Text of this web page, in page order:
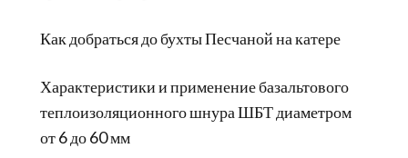
Как добраться до бухты Песчаной на катере
Характеристики и применение базальтового
теплоизоляционного шнура ШБТ диаметром
от 6 до 60 мм